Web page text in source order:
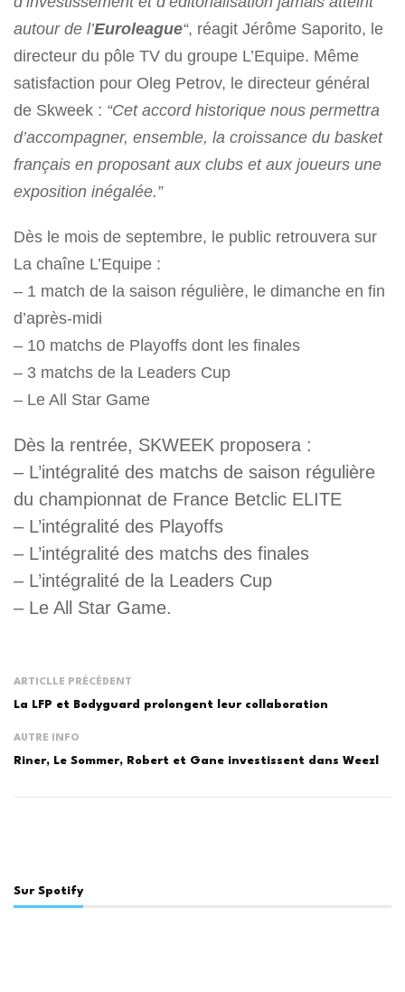
autour de l’Euroleague“, réagit Jérôme Saporito, le
directeur du pôle TV du groupe L’Equipe. Même
satisfaction pour Oleg Petrov, le directeur général
de Skweek : “Cet accord historique nous permettra
d’accompagner, ensemble, la croissance du basket
français en proposant aux clubs et aux joueurs une
exposition inégalée.”
Dès le mois de septembre, le public retrouvera sur
La chaîne L’Equipe :
– 1 match de la saison régulière, le dimanche en fin
d’après-midi
– 10 matchs de Playoffs dont les finales
– 3 matchs de la Leaders Cup
– Le All Star Game
Dès la rentrée, SKWEEK proposera :
– L’intégralité des matchs de saison régulière
du championnat de France Betclic ELITE
– L’intégralité des Playoffs
– L’intégralité des matchs des finales
– L’intégralité de la Leaders Cup
– Le All Star Game.
ARTICLLE PRÉCÉDENT
La LFP et Bodyguard prolongent leur collaboration
AUTRE INFO
Riner, Le Sommer, Robert et Gane investissent dans Weezl
Sur Spotify